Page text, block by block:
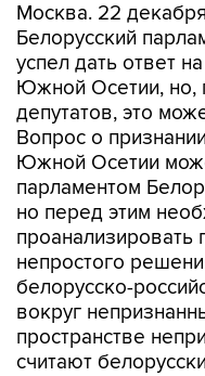
Москва. 22
Белорусский
успел дать ответ
Южной Осетии, но,
депутатов, это
Вопрос о
Южной Осетии
парламентом
но перед этим
проанализировать
непростого
белорусско-
вокруг
пространстве
считают